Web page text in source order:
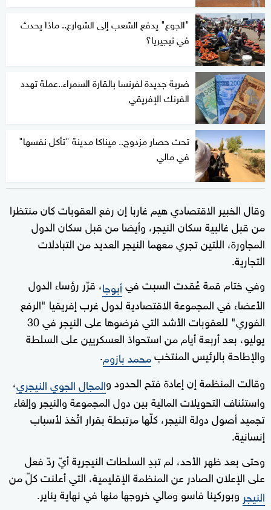
"الجوع" يدفع الشعب إلى الشوارع.. ماذا يحدث
في نيجيريا؟
ضربة جديدة لفرنسا بالقارة السمراء..عملة تهدد
الفرنك الإفريقي
تحت حصار مزدوج.. ميناكا مدينة "تأكل نفسها"
في مالي
وقال الخبير الاقتصادي هيم غاربا إن رفع العقوبات كان منتظرا
من قبل غالبية سكان النيجر، وأيضا من قبل سكان الدول
المجاورة، اللتين تجري معهما النيجر العديد من التبادلات
التجارية.
وفي ختام قمة عُقدت السبت فيأبوجا، قرّر رؤساء الدول
الأعضاء في المجموعة الاقتصادية لدول غرب إفريقيا "الرفع
الفوري" للعقوبات الأشد التي فرضوها على النيجر في 30
يوليو، بعد أربعة أيام من استحواذ العسكريين على السلطة
والإطاحة بالرئيس المنتخبمحمد بازوم.
وقالت المنظمة إن إعادة فتح الحدود والمجال الجوي النيجري،
واستئناف التحويلات المالية بين دول المجموعة والنيجر وإلغاء
تجميد أصول دولة النيجر، كلّها مرتبطة بقرار اتُخذ لأسباب
إنسانية.
وحتى بعد ظهر الأحد، لم تبدِ السلطات النيجرية أيّ ردّ فعل
على الإعلان الصادر عن المنظمة الإقليمية، التي أعلنت كلّ من
النيجر وبوركينا فاسو ومالي خروجها منها في نهاية يناير.